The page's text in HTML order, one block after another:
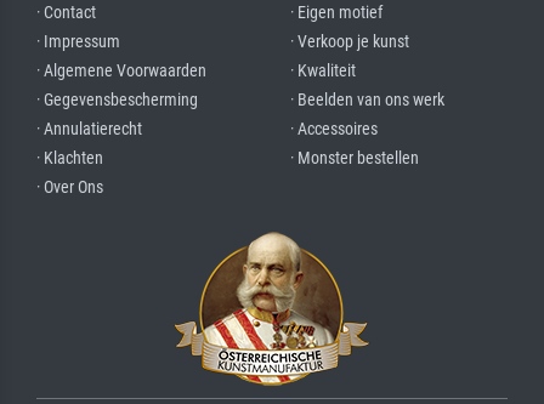
· Contact
· Impressum
· Algemene Voorwaarden
· Gegevensbescherming
· Annulatierecht
· Klachten
· Over Ons
· Eigen motief
· Verkoop je kunst
· Kwaliteit
· Beelden van ons werk
· Accessoires
· Monster bestellen